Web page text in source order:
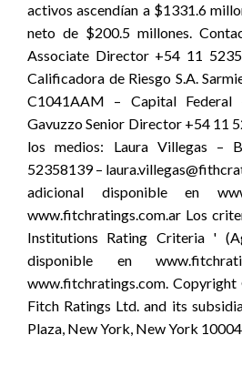
activos ascendían a $1331.6
neto de $200.5 millones.
Associate Director +54 11
Calificadora de Riesgo S.A.
C1041AAM – Capital Federal
Gavuzzo Senior Director +54 11
los medios: Laura Villegas –
52358139 –
adicional disponible en
www.fitchratings.com.ar Los
Institutions Rating Criteria '
disponible en
www.fitchratings.com.
Fitch Ratings Ltd. and its
Plaza, New York, New York